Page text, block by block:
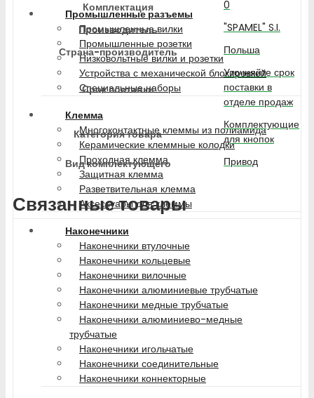
Промышленные разъемы
Промышленные вилки
Промышленные розетки
Низковольтные вилки и розетки
Устройства с механической блокировкой
Специальные наборы
Клемма
Многоконтактные клеммы из полиамида
Керамические клеммные колодки
Проходная клемма
Защитная клемма
Разветвительная клемма
Аксессуары для клеммы
Наконечники
Наконечники втулочные
Наконечники кольцевые
Наконечники вилочные
Наконечники алюминиевые трубчатые
Наконечники медные трубчатые
Наконечники алюминиево-медные
трубчатые
Наконечники игольчатые
Наконечники соединительные
Наконечники коннекторные
Комплектация
0
Производитель
"SPAMEL" S.I.
Страна-производитель
Польша
Срок поставки
Уточняйте срок
поставки в
отделе продаж
Категория товара
Комплектующие
для кнопок
Вид комплектующего
Привод
Связанные товары